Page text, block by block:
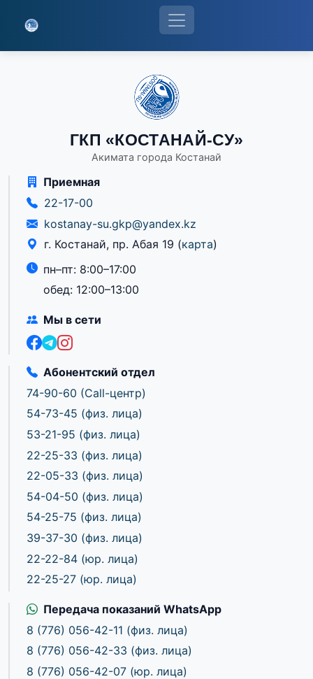
ГКП «КОСТАНАЙ-СУ»
Акимата города Костанай
Приемная
22-17-00
kostanay-su.gkp@yandex.kz
г. Костанай, пр. Абая 19 (карта)
пн–пт: 8:00–17:00
обед: 12:00–13:00
Мы в сети
Абонентский отдел
74-90-60 (Call-центр)
54-73-45 (физ. лица)
53-21-95 (физ. лица)
22-25-33 (физ. лица)
22-05-33 (физ. лица)
54-04-50 (физ. лица)
54-25-75 (физ. лица)
39-37-30 (физ. лица)
22-22-84 (юр. лица)
22-25-27 (юр. лица)
Передача показаний WhatsApp
8 (776) 056-42-11 (физ. лица)
8 (776) 056-42-33 (физ. лица)
8 (776) 056-42-07 (юр. лица)